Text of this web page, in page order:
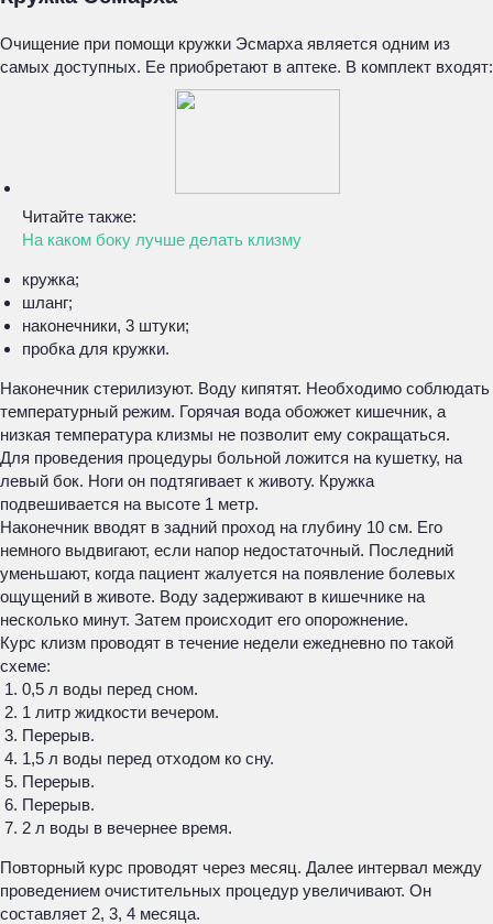
Очищение при помощи кружки Эсмарха является одним из
самых доступных. Ее приобретают в аптеке. В комплект входят:
Читайте также:
На каком боку лучше делать клизму
кружка;
шланг;
наконечники, 3 штуки;
пробка для кружки.
Наконечник стерилизуют. Воду кипятят. Необходимо соблюдать
температурный режим. Горячая вода обожжет кишечник, а
низкая температура клизмы не позволит ему сокращаться.
Для проведения процедуры больной ложится на кушетку, на
левый бок. Ноги он подтягивает к животу. Кружка
подвешивается на высоте 1 метр.
Наконечник вводят в задний проход на глубину 10 см. Его
немного выдвигают, если напор недостаточный. Последний
уменьшают, когда пациент жалуется на появление болевых
ощущений в животе. Воду задерживают в кишечнике на
несколько минут. Затем происходит его опорожнение.
Курс клизм проводят в течение недели ежедневно по такой
схеме:
0,5 л воды перед сном.
1 литр жидкости вечером.
Перерыв.
1,5 л воды перед отходом ко сну.
Перерыв.
Перерыв.
2 л воды в вечернее время.
Повторный курс проводят через месяц. Далее интервал между
проведением очистительных процедур увеличивают. Он
составляет 2, 3, 4 месяца.